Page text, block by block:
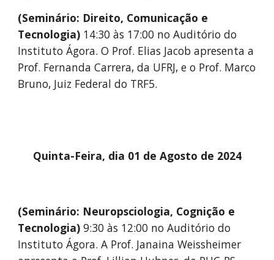
(Seminário: Direito, Comunicação e
Tecnologia) 14:30 às 17:00 no Auditório do
Instituto Ágora.O Prof. Elias Jacob apresenta a
Prof. Fernanda Carrera, da UFRJ, e o Prof. Marco
Bruno, Juiz Federal do TRF5.
Quinta-Feira, dia 01 de Agosto de 2024
(Seminário: Neuropsciologia, Cognição e
Tecnologia)9:30 às 12:00 no Auditório do
Instituto Ágora. A Prof. Janaina Weissheimer